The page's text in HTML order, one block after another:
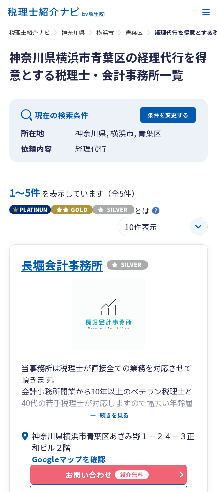
税理士紹介ナビ 神奈川県 横浜市 青葉区 経理代行を得意とする
神奈川県横浜市青葉区の経理代行を得
意とする税理士・会計事務所一覧
現在の検索条件 条件を変更する
所在地
神奈川県, 横浜市, 青葉区
依頼内容
経理代行
1〜5件を表示しています（全5件）
とは
長堀会計事務所
当事務所は税理士が直接全ての業務を対応させて
頂きます。
会計事務所開業から30年以上のベテラン税理士と
40代の若手税理士が対応しますので幅広い年齢層
の経営者様に恵まれております。
手伝いをさせて頂きます。
続きを見る
神奈川県横浜市青葉区あざみ野１－２４－３正
和ビル２階
Googleマップを確認
お問い合わせ
紹介無料